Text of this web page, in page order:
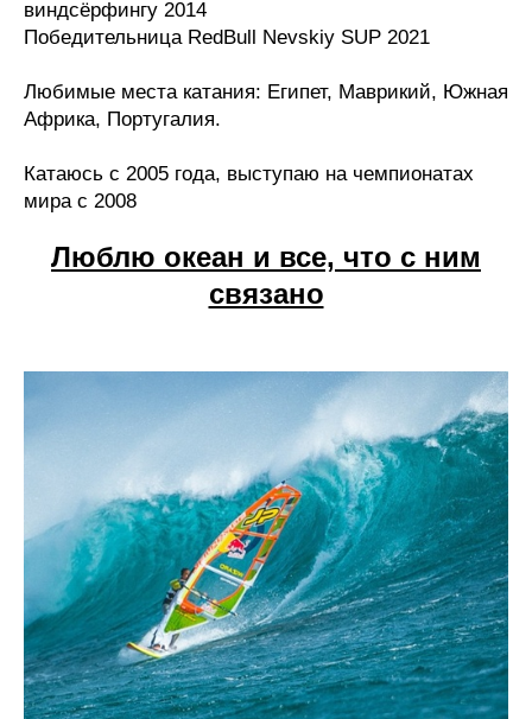
виндсёрфингу 2014
Победительница RedBull Nevskiy SUP 2021
Любимые места катания: Египет, Маврикий, Южная
Африка, Португалия.
Катаюсь с 2005 года, выступаю на чемпионатах
мира с 2008
Люблю океан и все, что с ним
связано